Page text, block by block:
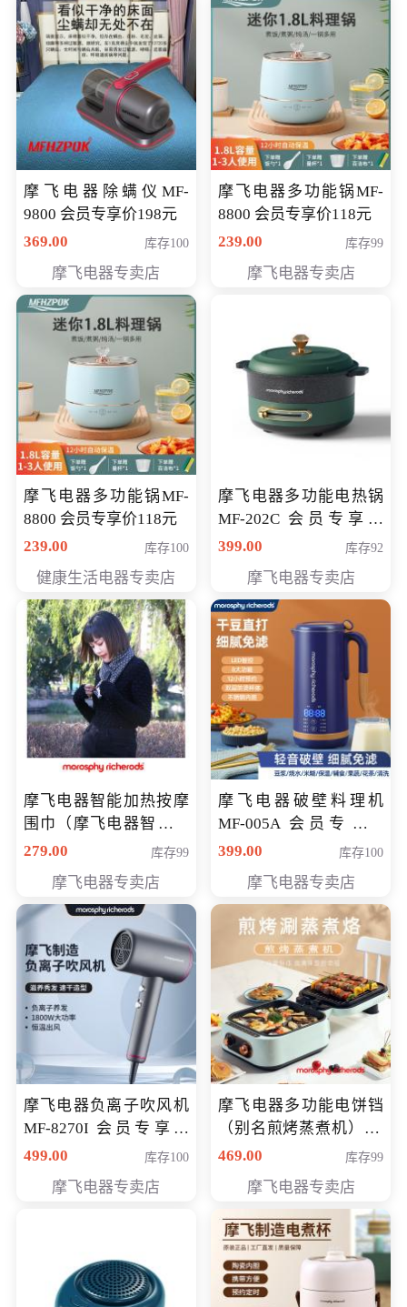
摩飞电器除螨仪MF-
9800 会员专享价198元
369.00
库存100
摩飞电器专卖店
摩飞电器多功能锅MF-
8800 会员专享价118元
239.00
库存99
摩飞电器专卖店
摩飞电器多功能锅MF-
8800 会员专享价118元
239.00
库存100
健康生活电器专卖店
摩飞电器多功能电热锅
MF-202C 会员专享价
269元
399.00 库存92
摩飞电器专卖店
摩飞电器智能加热按摩
围巾（摩飞电器智能加
热按摩围脖） 会员专享
279.00 库存99
摩飞电器专卖店
摩飞电器破壁料理机
MF-005A 会员专享价
198元
399.00 库存100
摩飞电器专卖店
摩飞电器负离子吹风机
MF-8270I 会员专享价
369元
499.00 库存100
摩飞电器专卖店
摩飞电器多功能电饼铛
（别名煎烤蒸煮机） 型
号MF-8888B 会员专享
469.00 库存99
摩飞电器专卖店